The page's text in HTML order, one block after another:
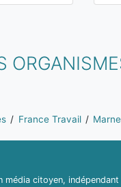
France Travail Marne
média citoyen,